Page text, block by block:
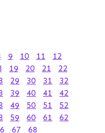
9 10 11
12
19 20 21
22
29 30 31
32
39 40 41
42
49 50 51
52
59 60 61
62
67 68